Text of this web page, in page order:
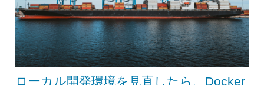
ローカル開発環境を見直したら、Docker